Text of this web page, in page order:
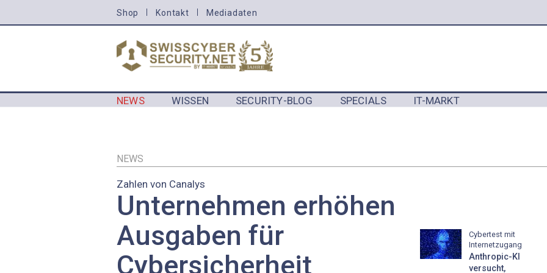
zum
MENU
Shop Kontakt Mediadaten
NEWS WISSEN SECURITY-BLOG SPECIALS IT-MARKT
NEWS
Zahlen von Canalys
Unternehmen erhöhen
Ausgaben für
Cybersicherheit
Cybertest mit
Internetzugang
Anthropic-KI
versucht,